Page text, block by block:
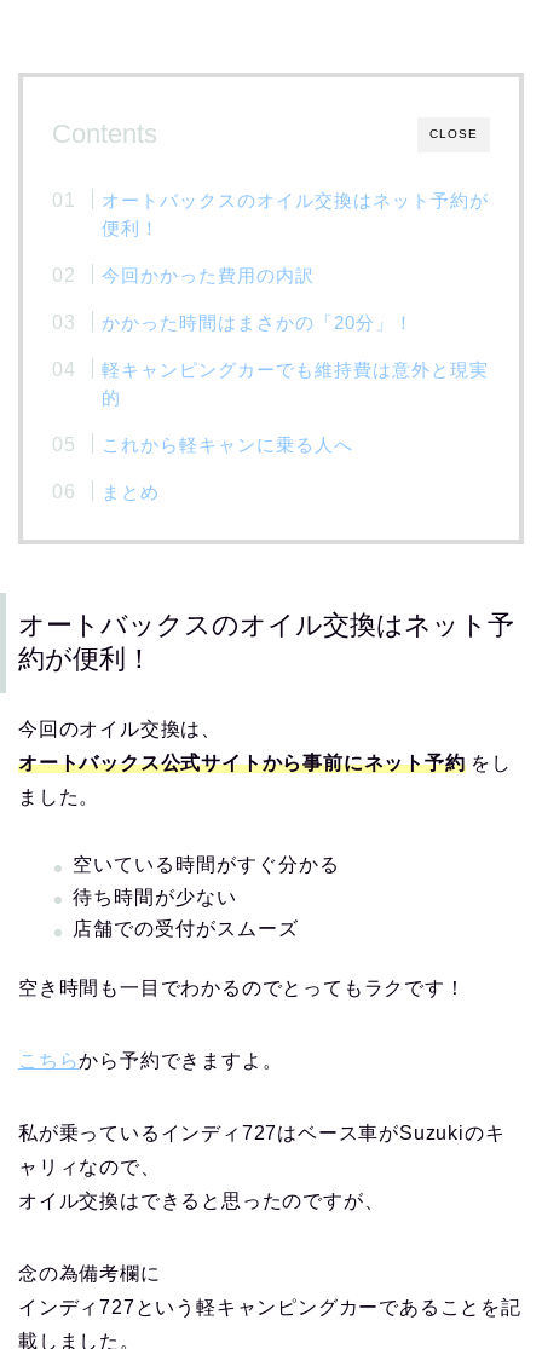
CLOSE
Contents
オートバックスのオイル交換はネット予約が
便利！
今回かかった費用の内訳
かかった時間はまさかの「20分」！
軽キャンピングカーでも維持費は意外と現実
的
これから軽キャンに乗る人へ
まとめ
オートバックスのオイル交換はネット予
約が便利！
今回のオイル交換は、
オートバックス公式サイトから事前にネット予約をし
ました。
空いている時間がすぐ分かる
待ち時間が少ない
店舗での受付がスムーズ
空き時間も一目でわかるのでとってもラクです！
こちらから予約できますよ。
私が乗っているインディ727はベース車がSuzukiのキ
ャリィなので、
オイル交換はできると思ったのですが、
念の為備考欄に
インディ727という軽キャンピングカーであることを記
載しました。